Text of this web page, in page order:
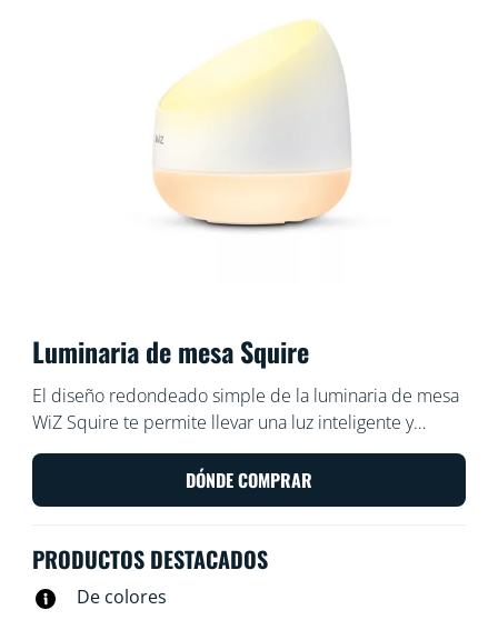
Luminaria de mesa Squire
El diseño redondeado simple de la luminaria de mesa
WiZ Squire te permite llevar una luz inteligente y
colorida a cualquier rincón del hogar. Úsala con la
aplicación WiZ o con tu voz para atenuar las luces e
iluminar o usa los modos de iluminación
DÓNDE COMPRAR
PRODUCTOS DESTACADOS
De colores